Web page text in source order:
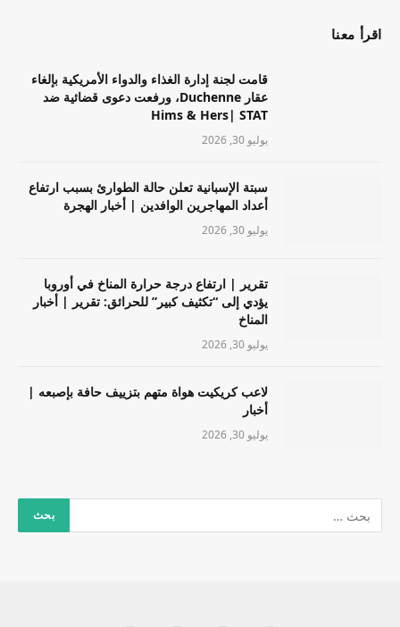
اقرأ معنا
قامت لجنة إدارة الغذاء والدواء الأمريكية بإلغاء
عقار Duchenne، ورفعت دعوى قضائية ضد
Hims & Hers| STAT
يوليو 30, 2026
سبتة الإسبانية تعلن حالة الطوارئ بسبب ارتفاع
أعداد المهاجرين الوافدين | أخبار الهجرة
يوليو 30, 2026
تقرير | ارتفاع درجة حرارة المناخ في أوروبا
يؤدي إلى “تكثيف كبير” للحرائق: تقرير | أخبار
المناخ
يوليو 30, 2026
لاعب كريكيت هواة متهم بتزييف حافة بإصبعه |
أخبار
يوليو 30, 2026